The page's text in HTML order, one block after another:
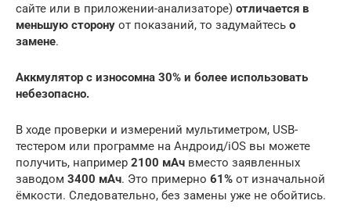
сайте или в приложении-анализаторе) отличается в
меньшую сторону от показаний, то задумайтесь о
замене.
Аккмулятор с износомна 30% и более использовать
небезопасно.
В ходе проверки и измерений мультиметром, USB-
тестером или программе на Андроид/iOS вы можете
получить, например 2100 мАч вместо заявленных
заводом 3400 мАч. Это примерно 61% от изначальной
ёмкости. Следовательно, без замены уже не обойтись.